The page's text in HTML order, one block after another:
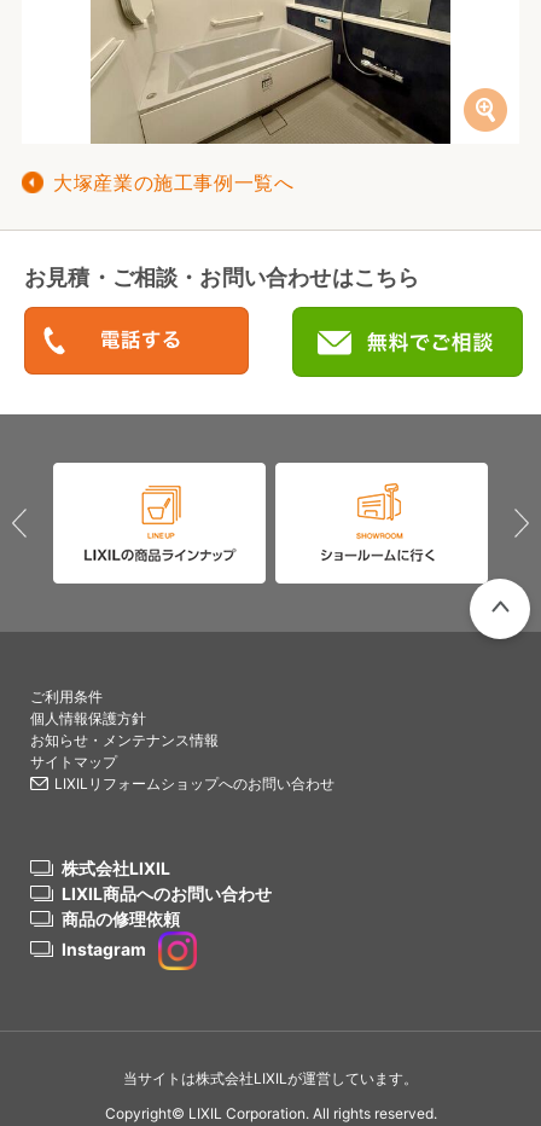
大塚産業の施工事例一覧へ
お見積・ご相談・お問い合わせはこちら
ご利用条件
個人情報保護方針
お知らせ・メンテナンス情報
サイトマップ
LIXILリフォームショップへのお問い合わせ
株式会社LIXIL
LIXIL商品へのお問い合わせ
商品の修理依頼
Instagram
当サイトは株式会社LIXILが運営しています。
Copyright© LIXIL Corporation. All rights reserved.